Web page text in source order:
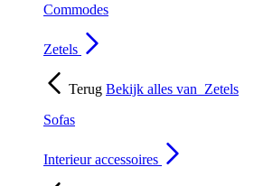
Commodes
Zetels
Terug Bekijk alles van Zetels
Sofas
Interieur accessoires